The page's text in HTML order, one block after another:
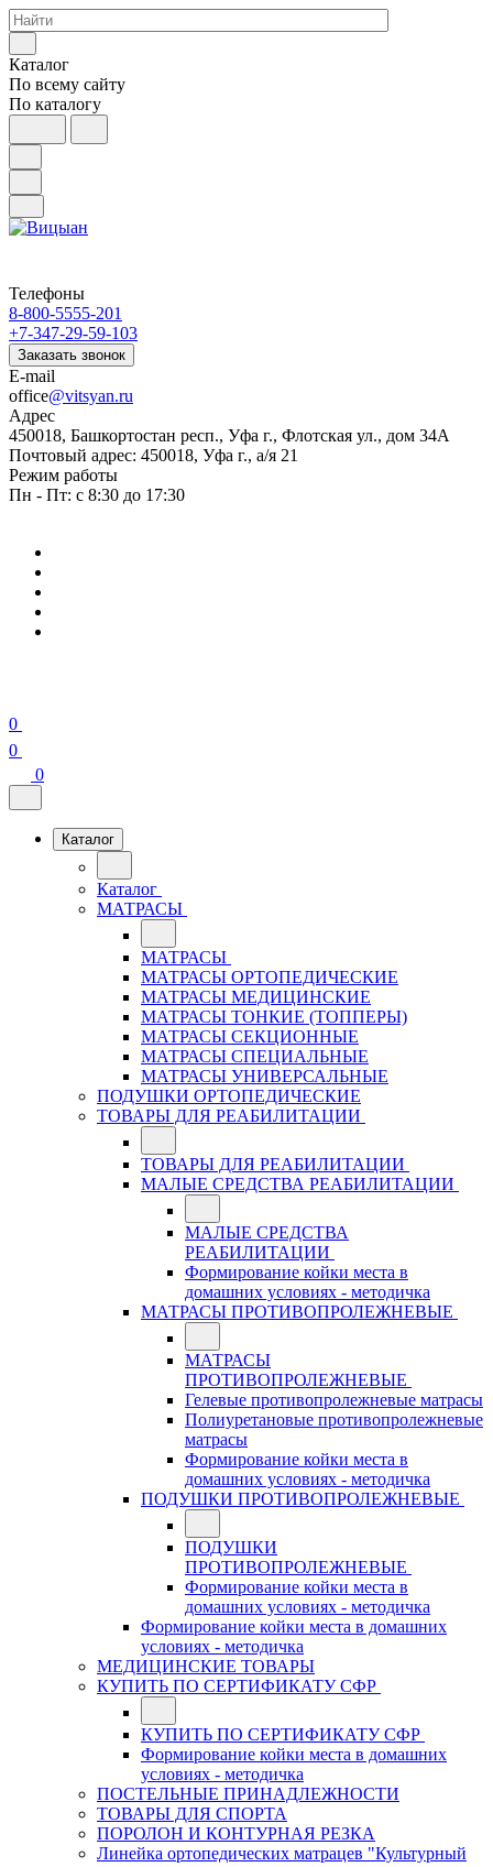
Каталог
По всему сайту
По каталогу
Телефоны
8-800-5555-201
+7-347-29-59-103
Заказать звонок
E-mail
office@vitsyan.ru
Адрес
450018, Башкортостан респ., Уфа г., Флотская ул., дом 34А
Почтовый адрес: 450018, Уфа г., а/я 21
Режим работы
Пн - Пт: с 8:30 до 17:30
0
0
0
Каталог
Каталог
МАТРАСЫ
МАТРАСЫ
МАТРАСЫ ОРТОПЕДИЧЕСКИЕ
МАТРАСЫ МЕДИЦИНСКИЕ
МАТРАСЫ ТОНКИЕ (ТОППЕРЫ)
МАТРАСЫ СЕКЦИОННЫЕ
МАТРАСЫ СПЕЦИАЛЬНЫЕ
МАТРАСЫ УНИВЕРСАЛЬНЫЕ
ПОДУШКИ ОРТОПЕДИЧЕСКИЕ
ТОВАРЫ ДЛЯ РЕАБИЛИТАЦИИ
ТОВАРЫ ДЛЯ РЕАБИЛИТАЦИИ
МАЛЫЕ СРЕДСТВА РЕАБИЛИТАЦИИ
МАЛЫЕ СРЕДСТВА
РЕАБИЛИТАЦИИ
Формирование койки места в
домашних условиях - методичка
МАТРАСЫ ПРОТИВОПРОЛЕЖНЕВЫЕ
МАТРАСЫ
ПРОТИВОПРОЛЕЖНЕВЫЕ
Гелевые противопролежневые матрасы
Полиуретановые противопролежневые
матрасы
Формирование койки места в
домашних условиях - методичка
ПОДУШКИ ПРОТИВОПРОЛЕЖНЕВЫЕ
ПОДУШКИ
ПРОТИВОПРОЛЕЖНЕВЫЕ
Формирование койки места в
домашних условиях - методичка
Формирование койки места в домашних
условиях - методичка
МЕДИЦИНСКИЕ ТОВАРЫ
КУПИТЬ ПО СЕРТИФИКАТУ СФР
КУПИТЬ ПО СЕРТИФИКАТУ СФР
Формирование койки места в домашних
условиях - методичка
ПОСТЕЛЬНЫЕ ПРИНАДЛЕЖНОСТИ
ТОВАРЫ ДЛЯ СПОРТА
ПОРОЛОН И КОНТУРНАЯ РЕЗКА
Линейка ортопедических матрацев "Культурный